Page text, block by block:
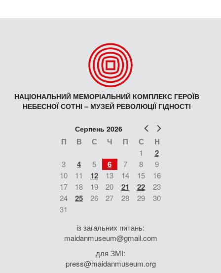
НАЦІОНАЛЬНИЙ МЕМОРІАЛЬНИЙ КОМПЛЕКС ГЕРОЇВ
НЕБЕСНОЇ СОТНІ – МУЗЕЙ РЕВОЛЮЦІЇ ГІДНОСТІ
Попер
Серпень 2026
П В С Ч П С Н
1 2
3 4 5 6 7 8
9
10
11 12 13 14 15
16
17
18 19 20 21 22
23
24
25 26 27 28 29
30
31
із загальних питань:
maidanmuseum@gmail.com
для ЗМІ:
press@maidanmuseum.org